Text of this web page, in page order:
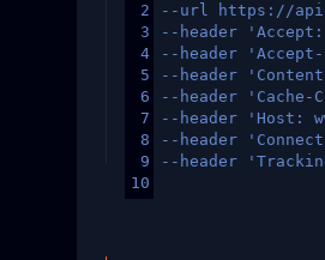
2
3
4
5
6
7
8
9
10
--url https://
--header
--header
--header
--header 'Cache-
--header 'Host:
--header
--header